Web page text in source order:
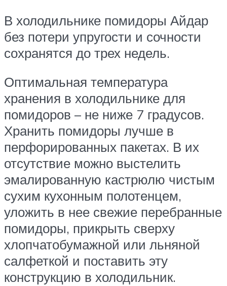
В холодильнике помидоры Айдар
без потери упругости и сочности
сохранятся до трех недель.
Оптимальная температура
хранения в холодильнике для
помидоров – не ниже 7 градусов.
Хранить помидоры лучше в
перфорированных пакетах. В их
отсутствие можно выстелить
эмалированную кастрюлю чистым
сухим кухонным полотенцем,
уложить в нее свежие перебранные
помидоры, прикрыть сверху
хлопчатобумажной или льняной
салфеткой и поставить эту
конструкцию в холодильник.